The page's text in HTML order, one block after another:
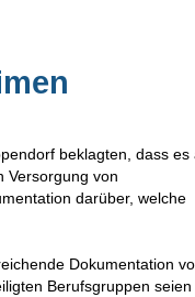
beklagten, dass es
Versorgung von
darüber, welche
Dokumentation
Berufsgruppen